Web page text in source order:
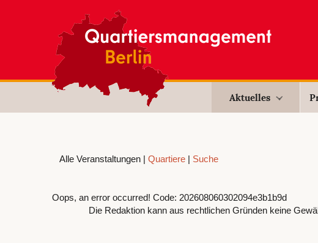
Aktuelles
Alle Veranstaltungen | Quartiere | Suche
Oops, an error occurred! Code: 202608060302094e3b1b9d
Die Redaktion kann aus rechtlichen Gründen keine